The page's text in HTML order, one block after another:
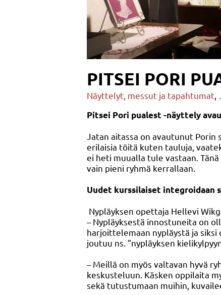
PITSEI PORI
Näyttelyt, messut ja tapahtumat
Pitsei Pori pualest -näyttely
Jatan aitassa on avautunut
erilaisia töitä kuten tauluja,
ei heti muualla tule vastaan.
vain pieni ryhmä kerrallaan.
Uudet kurssilaiset integroidaan
Nypläyksen opettaja Hellevi
– Nypläyksestä innostuneita on
harjoittelemaan nypläystä ja
joutuu ns. ”nypläyksen
– Meillä on myös valtavan hyvä
keskusteluun. Käsken oppilaita
sekä tutustumaan muihin,